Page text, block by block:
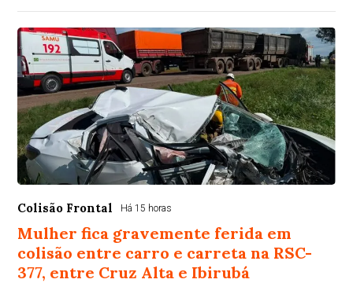
Colisão Frontal Há 15 horas
Mulher fica gravemente ferida em
colisão entre carro e carreta na RSC-
377, entre Cruz Alta e Ibirubá